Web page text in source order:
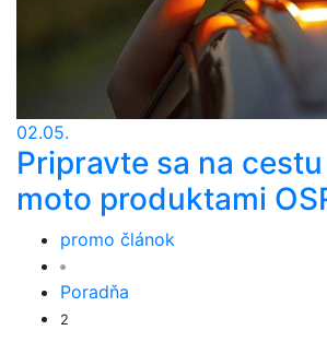
02.05.
Pripravte sa na
moto produktami
promo článok
Poradňa
2